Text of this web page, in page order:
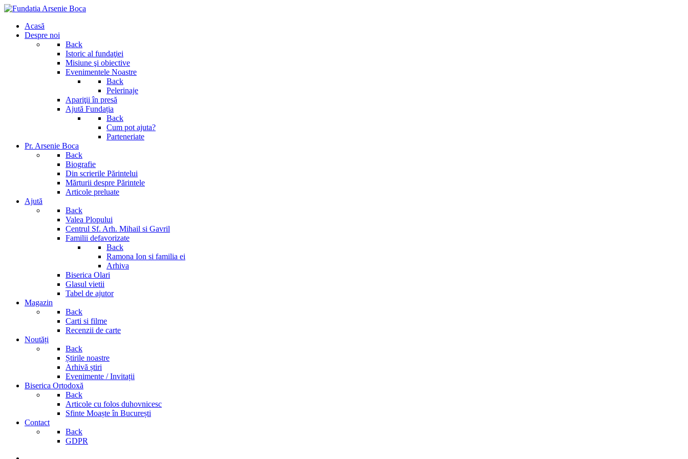
Acasă
Despre noi
Back
Istoric al fundaţiei
Misiune şi obiective
Evenimentele Noastre
Back
Pelerinaje
Apariţii în presă
Ajută Fundația
Back
Cum pot ajuta?
Parteneriate
Pr. Arsenie Boca
Back
Biografie
Din scrierile Părintelui
Mărturii despre Părintele
Articole preluate
Ajută
Back
Valea Plopului
Centrul Sf. Arh. Mihail si Gavril
Familii defavorizate
Back
Ramona Ion si familia ei
Arhiva
Biserica Olari
Glasul vietii
Tabel de ajutor
Magazin
Back
Carti si filme
Recenzii de carte
Noutăți
Back
Știrile noastre
Arhivă știri
Evenimente / Invitații
Biserica Ortodoxă
Back
Articole cu folos duhovnicesc
Sfinte Moaște în București
Contact
Back
GDPR